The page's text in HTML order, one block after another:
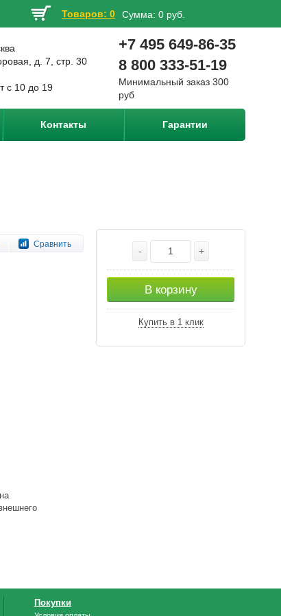
Товаров: 0 Сумма: 0 руб.
д. 7, стр. 30
с 10 до 19
+7 495 649-86-35
8 800 333-51-19
Минимальный заказ 300
руб
Контакты Гарантии
Сравнить
- +
В корзину
Купить в 1 клик
Покупки